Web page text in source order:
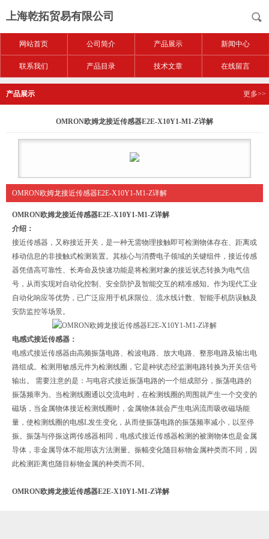
上海乾拓贸易有限公司
网站首页 公司简介 产品展示 新闻中心
联系我们 产品目录 技术文章 在线留言
产品展示 更多>>
OMRON欧姆龙接近传感器E2E-X10Y1-M1-Z详解
OMRON欧姆龙接近传感器E2E-X10Y1-M1-Z详解
OMRON欧姆龙接近传感器E2E-X10Y1-M1-Z详解
介绍：
接近传感器，又称接近开关，是一种无需物理接触即可检测物体存在、距离或
移动信息的非接触式检测装置。其核心与消费电子领域的关键组件，接近传感
器凭借高可靠性、长寿命及快速功能是将检测对象的接近状态转换为电气信
号，从而实现对自动化控制、安全防护及智能交互的精准感知。作为现代工业
自动化响应等优势，已广泛应用于机床限位、流水线计数、智能手机防误触及
安防监控等场景。
电感式接近传感器：
电感式接近传感器由高频振荡电路、检波电路、放大电路、整形电路及输出电
路组成。检测用敏感元件为检测线圈，它是种状态经监测电路转换为开关信号
输出。 需要注意的是：与电容式接近振荡电路的一个组成部分，振荡电路的
振荡频率为。当检测线圈通以交流电时，在检测线圈的周围就产生一个交变的
磁场，当金属物体接近检测线圈时，金属物体就会产生电涡流而吸收磁场能
量，使检测线圈的电感L发生变化，从而使振荡电路的振荡频率减小，以至停
振。振荡与停振这两传感器相同，电感式接近传感器检测的被测物体也是金属
导体，非金属导体不能用该方法测量。振幅变化随目标物金属种类而不同，因
此检测距离也随目标物金属的种类而不同。
OMRON欧姆龙接近传感器E2E-X10Y1-M1-Z详解